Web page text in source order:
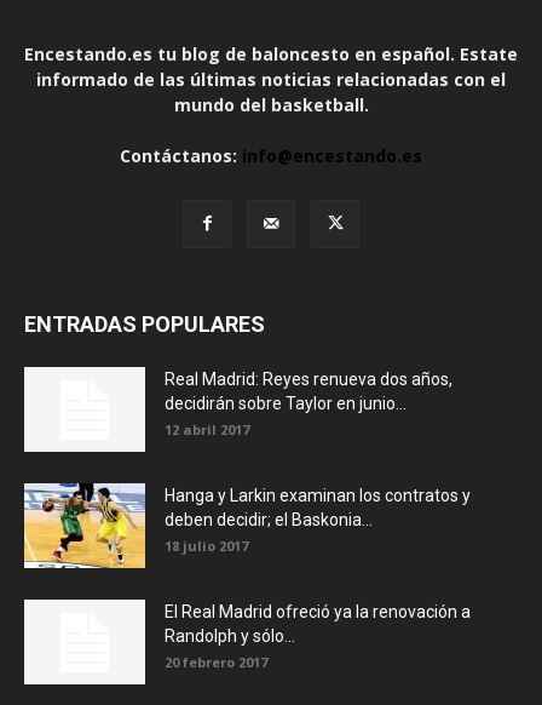
Encestando.es tu blog de baloncesto en español. Estate
informado de las últimas noticias relacionadas con el
mundo del basketball.
Contáctanos: info@encestando.es
ENTRADAS POPULARES
Real Madrid: Reyes renueva dos años,
decidirán sobre Taylor en junio...
12 abril 2017
Hanga y Larkin examinan los contratos y
deben decidir; el Baskonia...
18 julio 2017
El Real Madrid ofreció ya la renovación a
Randolph y sólo...
20 febrero 2017